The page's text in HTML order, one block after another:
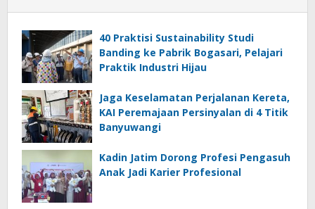
40 Praktisi Sustainability Studi
Banding ke Pabrik Bogasari, Pelajari
Praktik Industri Hijau
Jaga Keselamatan Perjalanan Kereta,
KAI Peremajaan Persinyalan di 4 Titik
Banyuwangi
Kadin Jatim Dorong Profesi Pengasuh
Anak Jadi Karier Profesional